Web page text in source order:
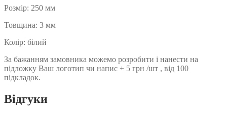
Розмір: 250 мм
Товщина: 3 мм
Колір: білий
За бажанням замовника можемо розробити і нанести на
підложку Ваш логотип чи напис + 5 грн /шт , від 100
підкладок.
Відгуки